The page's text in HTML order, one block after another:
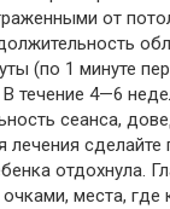
от
(по 1 минуте
течение 4—6
сеанса,
лечения сделайте
отдохнула.
места, где